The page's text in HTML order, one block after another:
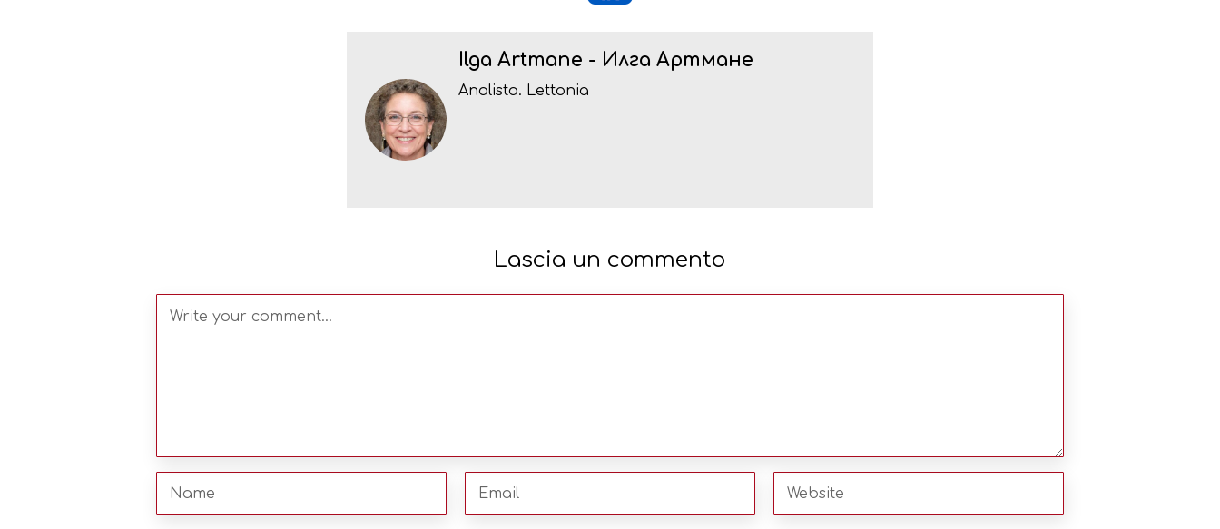
Ilga Artmane - Илга Артмане
Analista. Lettonia
Lascia un commento